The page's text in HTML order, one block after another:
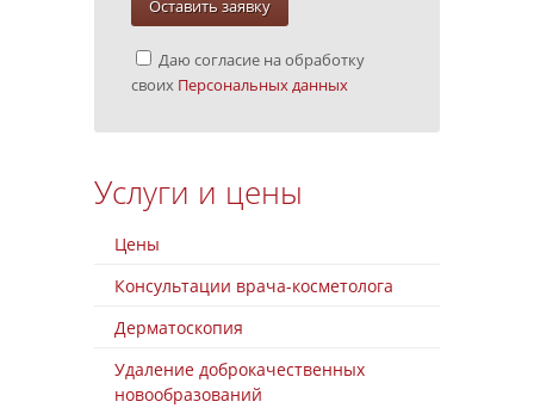
Даю согласие на обработку
своих Персональных данных
Услуги и цены
Цены
Консультации врача-косметолога
Дерматоскопия
Удаление доброкачественных
новообразований